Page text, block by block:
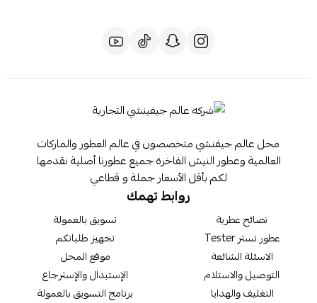
محل عالم جيفنشي متخصصون في عالم العطور والماركات
العالمية وعطور النيش الفاخرة جميع عطورنا أصلية نقدمها
لكم بأقل الأسعار جملة و قطاعي
روابط تهمك
نصائح عطرية
عطور تستر Tester
الاسئلة الشائعة
التوصيل والاستلام
التغليف والهدايا
تسويق بالعمولة
تجهيز طلباتكم
موقع المحل
الإستبدال والإسترجاع
برنامج التسويق بالعمولة